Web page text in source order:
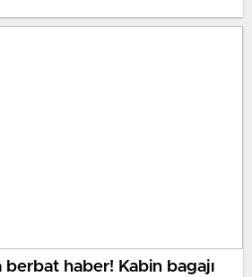
berbat haber! Kabin bagajı